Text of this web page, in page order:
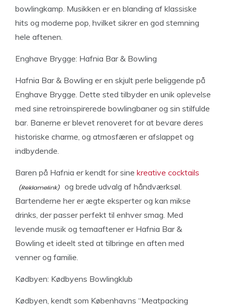
bowlingkamp. Musikken er en blanding af klassiske
hits og moderne pop, hvilket sikrer en god stemning
hele aftenen.
Enghave Brygge: Hafnia Bar & Bowling
Hafnia Bar & Bowling er en skjult perle beliggende på
Enghave Brygge. Dette sted tilbyder en unik oplevelse
med sine retroinspirerede bowlingbaner og sin stilfulde
bar. Banerne er blevet renoveret for at bevare deres
historiske charme, og atmosfæren er afslappet og
indbydende.
Baren på Hafnia er kendt for sine kreative cocktails
og brede udvalg af håndværksøl.
Bartenderne her er ægte eksperter og kan mikse
drinks, der passer perfekt til enhver smag. Med
levende musik og temaaftener er Hafnia Bar &
Bowling et ideelt sted at tilbringe en aften med
venner og familie.
Kødbyen: Kødbyens Bowlingklub
Kødbyen, kendt som Københavns “Meatpacking